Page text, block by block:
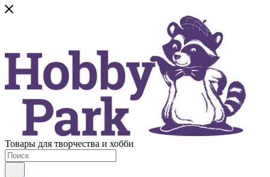
Товары для творчества и хобби